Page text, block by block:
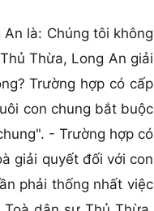
là: Chúng tôi không
Thừa, Long An giải
Trường hợp có cấp
con chung bắt buộc
- Trường hợp có
giải quyết đối với con
phải thống nhất việc